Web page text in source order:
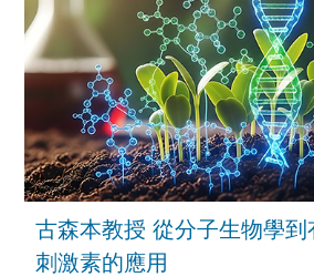
古森本教授 從分子生物學
刺激素的應用